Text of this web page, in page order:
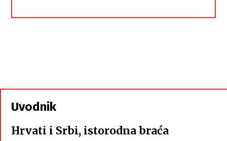
Uvodnik
Hrvati i Srbi, istorodna braća